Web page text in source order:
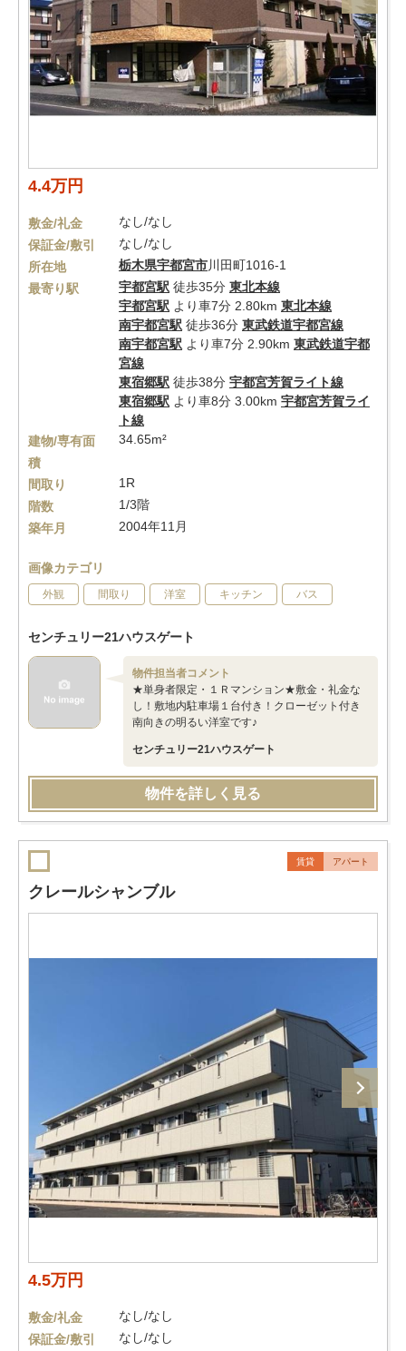
4.4万円
敷金/礼金
なし/なし
保証金/敷引
なし/なし
所在地
栃木県宇都宮市川田町1016-1
最寄り駅
宇都宮駅 徒歩35分 東北本線
宇都宮駅 より車7分 2.80km 東北本線
南宇都宮駅 徒歩36分 東武鉄道宇都宮線
南宇都宮駅 より車7分 2.90km 東武鉄道宇都
宮線
東宿郷駅 徒歩38分 宇都宮芳賀ライト線
東宿郷駅 より車8分 3.00km 宇都宮芳賀ライ
ト線
建物/専有面
積
34.65m²
間取り
1R
階数
1/3階
築年月
2004年11月
画像カテゴリ
外観 間取り 洋室 キッチン バス
センチュリー21ハウスゲート
物件担当者コメント
★単身者限定・１Ｒマンション★敷金・礼金な
し！敷地内駐車場１台付き！クローゼット付き
南向きの明るい洋室です♪
センチュリー21ハウスゲート
物件を詳しく見る
賃貸 アパート
クレールシャンブル
4.5万円
敷金/礼金
なし/なし
保証金/敷引
なし/なし